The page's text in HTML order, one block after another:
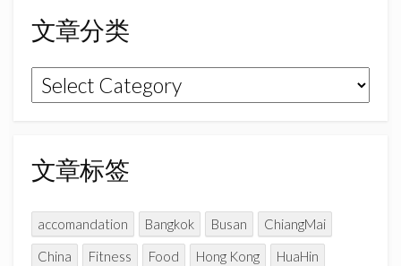
o
o
k
r
a
m
C
h
n
文章分类
文
章
类
文章标签
accomandation Bangkok Busan
ChiangMai
China
Fitness Food Hong Kong
HuaHin